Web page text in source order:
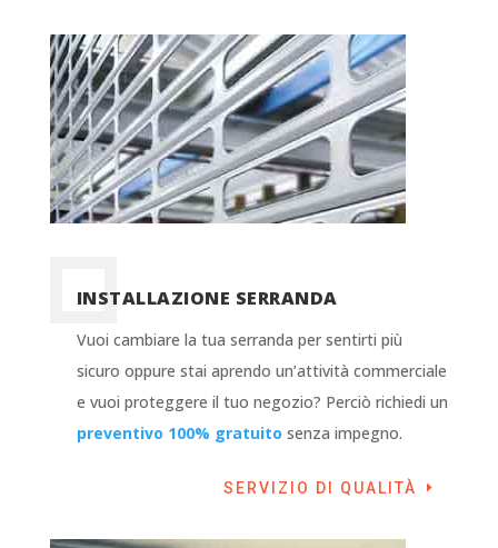
INSTALLAZIONE SERRANDA
Vuoi cambiare la tua serranda per sentirti più
sicuro oppure stai aprendo un’attività commerciale
e vuoi proteggere il tuo negozio? Perciò richiedi un
preventivo 100% gratuito senza impegno.
SERVIZIO DI QUALITÀ